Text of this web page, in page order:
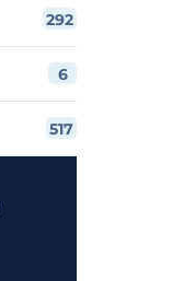
292
6
517